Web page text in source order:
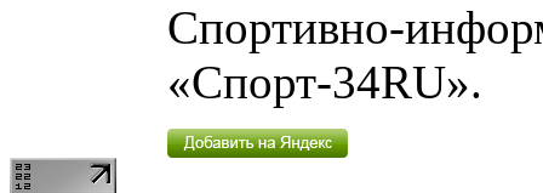
Спортивно-
«Спорт-34RU».